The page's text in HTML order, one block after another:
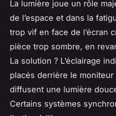
La lumière joue un rôle
de l’espace et dans la
trop vif en face de l’écran
pièce trop sombre, en
La solution ? L’éclairage
placés derrière le
diffusent une lumière
Certains systèmes